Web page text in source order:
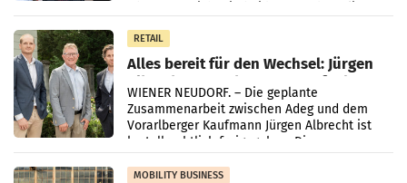
RETAIL
Alles bereit für den Wechsel: Jürgen
Albrecht setzt ab 1.1.2027 auf Adeg
WIENER NEUDORF. – Die geplante
Zusammenarbeit zwischen Adeg und dem
Vorarlberger Kaufmann Jürgen Albrecht ist
kartellrechtlich freigegeben: Die
Bundeswettbewerbsbehörde und der
Bundeskartellanwalt
MOBILITY BUSINESS